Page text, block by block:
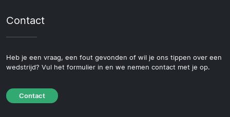
Contact
Heb je een vraag, een fout gevonden of wil je ons tippen over een
wedstrijd? Vul het formulier in en we nemen contact met je op.
Contact